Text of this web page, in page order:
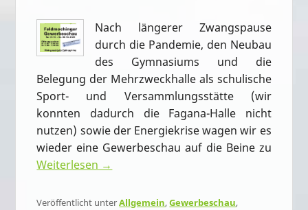
Nach längerer Zwangspause
durch die Pandemie, den Neubau
des Gymnasiums und die
Belegung der Mehrzweckhalle als schulische
Sport- und Versammlungsstätte (wir
konnten dadurch die Fagana-Halle nicht
nutzen) sowie der Energiekrise wagen wir es
wieder eine Gewerbeschau auf die Beine zu
Weiterlesen →
Veröffentlicht unterAllgemein,Gewerbeschau,